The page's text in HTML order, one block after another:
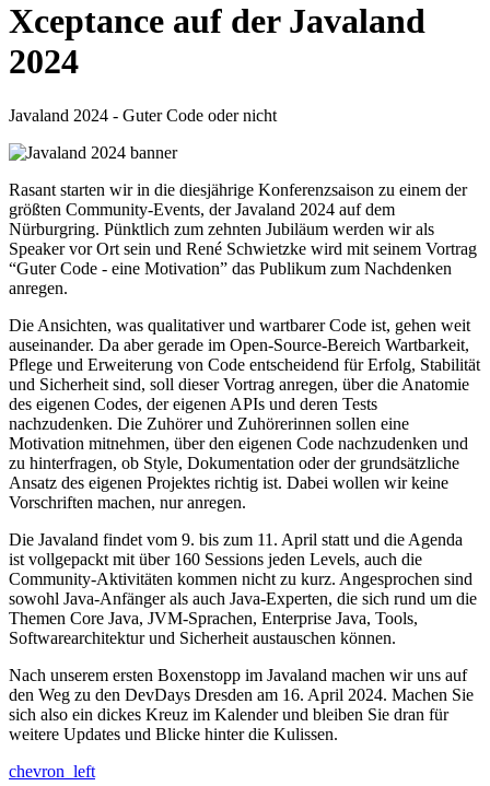
Xceptance auf der Javaland
2024
Javaland 2024 - Guter Code oder nicht
Rasant starten wir in die diesjährige Konferenzsaison zu einem der
größten Community-Events, der Javaland 2024 auf dem
Nürburgring. Pünktlich zum zehnten Jubiläum werden wir als
Speaker vor Ort sein und René Schwietzke wird mit seinem Vortrag
“Guter Code - eine Motivation” das Publikum zum Nachdenken
anregen.
Die Ansichten, was qualitativer und wartbarer Code ist, gehen weit
auseinander. Da aber gerade im Open-Source-Bereich Wartbarkeit,
Pflege und Erweiterung von Code entscheidend für Erfolg, Stabilität
und Sicherheit sind, soll dieser Vortrag anregen, über die Anatomie
des eigenen Codes, der eigenen APIs und deren Tests
nachzudenken. Die Zuhörer und Zuhörerinnen sollen eine
Motivation mitnehmen, über den eigenen Code nachzudenken und
zu hinterfragen, ob Style, Dokumentation oder der grundsätzliche
Ansatz des eigenen Projektes richtig ist. Dabei wollen wir keine
Vorschriften machen, nur anregen.
Die Javaland findet vom 9. bis zum 11. April statt und die Agenda
ist vollgepackt mit über 160 Sessions jeden Levels, auch die
Community-Aktivitäten kommen nicht zu kurz. Angesprochen sind
sowohl Java-Anfänger als auch Java-Experten, die sich rund um die
Themen Core Java, JVM-Sprachen, Enterprise Java, Tools,
Softwarearchitektur und Sicherheit austauschen können.
Nach unserem ersten Boxenstopp im Javaland machen wir uns auf
den Weg zu den DevDays Dresden am 16. April 2024. Machen Sie
sich also ein dickes Kreuz im Kalender und bleiben Sie dran für
weitere Updates und Blicke hinter die Kulissen.
chevron_left